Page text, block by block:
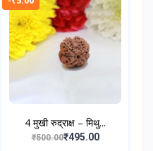
4 मुखी रुद्राक्ष – मिथु...
₹500.00₹495.00